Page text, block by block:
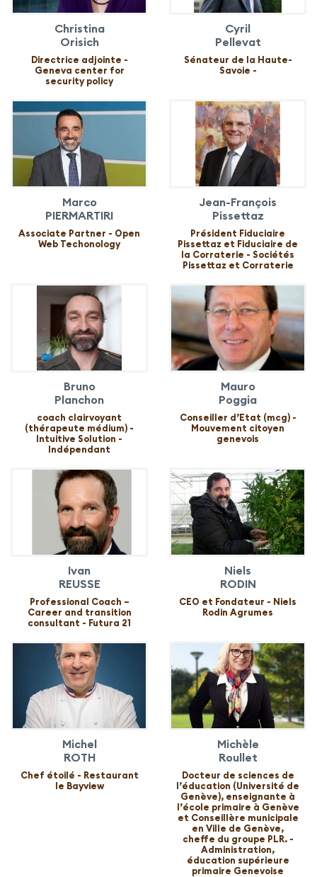
Christina
Orisich
Directrice adjointe -
Geneva center for
security policy
Cyril
Pellevat
Sénateur de la Haute-
Savoie -
Marco
PIERMARTIRI
Associate Partner - Open
Web Techonology
Jean-François
Pissettaz
Président Fiduciaire
Pissettaz et Fiduciaire de
la Corraterie - Sociétés
Pissettaz et Corraterie
Bruno
Planchon
coach clairvoyant
(thérapeute médium) -
Intuitive Solution -
Indépendant
Mauro
Poggia
Conseiller d’Etat (mcg) -
Mouvement citoyen
genevois
Ivan
REUSSE
Professional Coach –
Career and transition
consultant - Futura 21
Niels
RODIN
CEO et Fondateur - Niels
Rodin Agrumes
Michel
ROTH
Chef étoilé - Restaurant
le Bayview
Michèle
Roullet
Docteur de sciences de
l’éducation (Université de
Genève), enseignante à
l’école primaire à Genève
et Conseillère municipale
en Ville de Genève,
cheffe du groupe PLR. -
Administration,
éducation supérieure
primaire Genevoise